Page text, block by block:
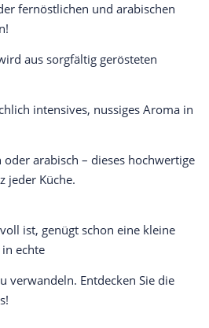
fernöstlichen und arabischen
aus sorgfältig gerösteten
intensives, nussiges Aroma in
arabisch – dieses hochwertige
jeder Küche.
ist, genügt schon eine kleine
echte
verwandeln. Entdecken Sie die